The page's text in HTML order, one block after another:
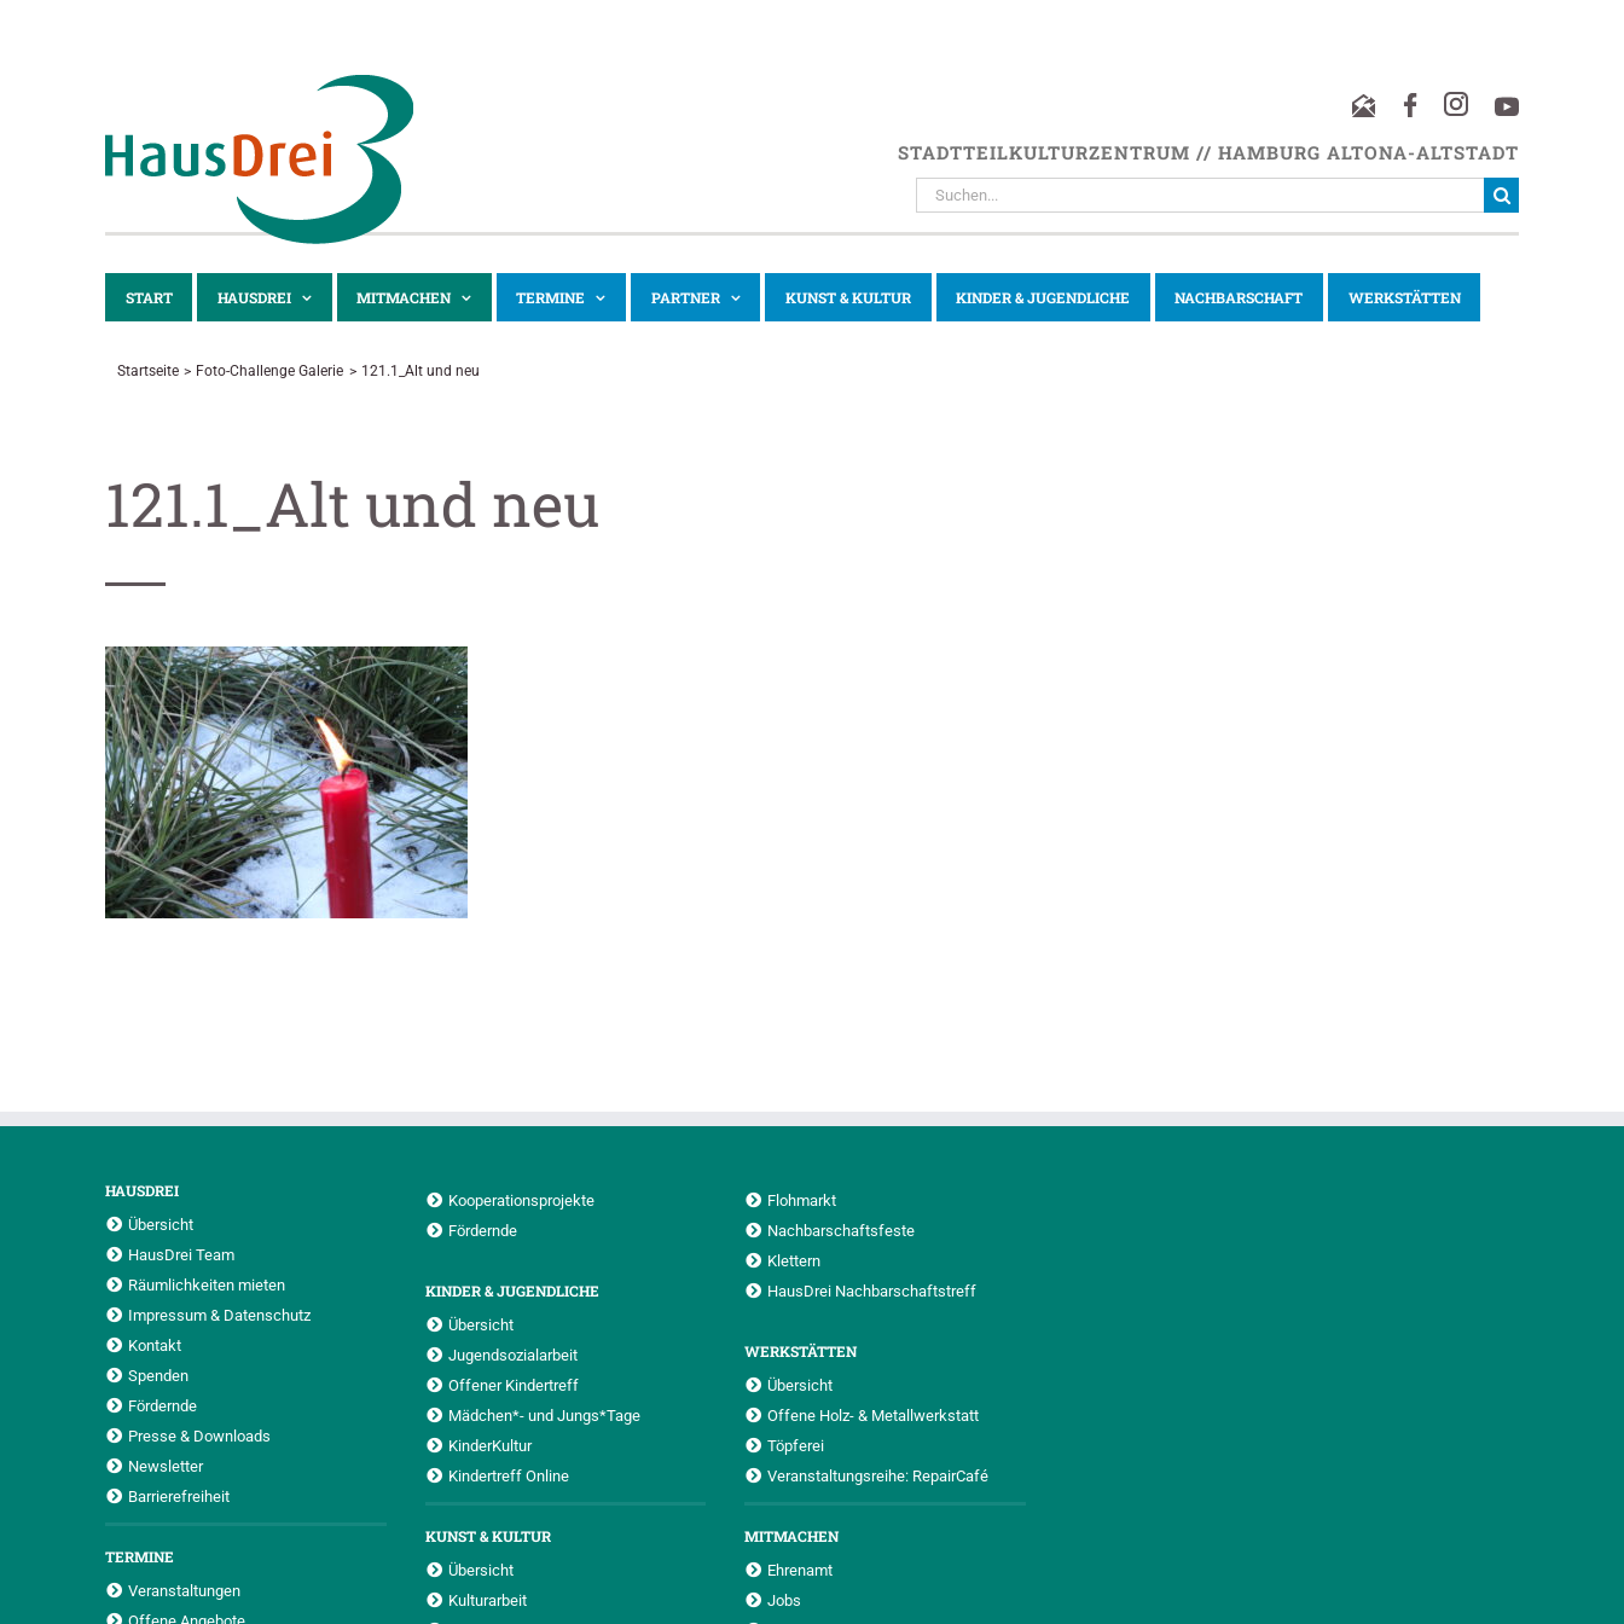
STADTTEILKULTURZENTRUM // HAMBURG ALTONA-ALTSTADT
SUCHE
NACH:
START HAUSDREI MITMACHEN TERMINE PARTNER KUNST & KULTUR KINDER & JUGENDLICHE NACHBARSCHAFT WERKSTÄTTEN
Startseite Foto-Challenge Galerie 121.1_Alt und neu
121.1_Alt und neu
HAUSDREI
Übersicht
HausDrei Team
Räumlichkeiten mieten
Impressum & Datenschutz
Kontakt
Spenden
Fördernde
Presse & Downloads
Newsletter
Barrierefreiheit
TERMINE
Veranstaltungen
Kooperationsprojekte
Fördernde
KINDER & JUGENDLICHE
Übersicht
Jugendsozialarbeit
Offener Kindertreff
Mädchen*- und Jungs*Tage
KinderKultur
Kindertreff Online
KUNST & KULTUR
Übersicht
Kulturarbeit
Flohmarkt
Nachbarschaftsfeste
Klettern
HausDrei Nachbarschaftstreff
WERKSTÄTTEN
Übersicht
Offene Holz- & Metallwerkstatt
Töpferei
Veranstaltungsreihe: RepairCafé
MITMACHEN
Ehrenamt
Jobs